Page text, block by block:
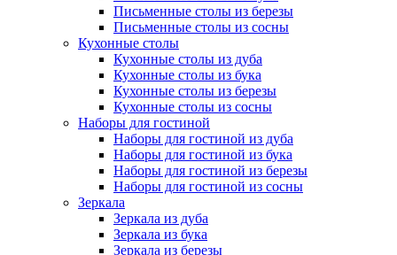
Письменные столы из березы
Письменные столы из сосны
Кухонные столы
Кухонные столы из дуба
Кухонные столы из бука
Кухонные столы из березы
Кухонные столы из сосны
Наборы для гостиной
Наборы для гостиной из дуба
Наборы для гостиной из бука
Наборы для гостиной из березы
Наборы для гостиной из сосны
Зеркала
Зеркала из дуба
Зеркала из бука
Зеркала из березы